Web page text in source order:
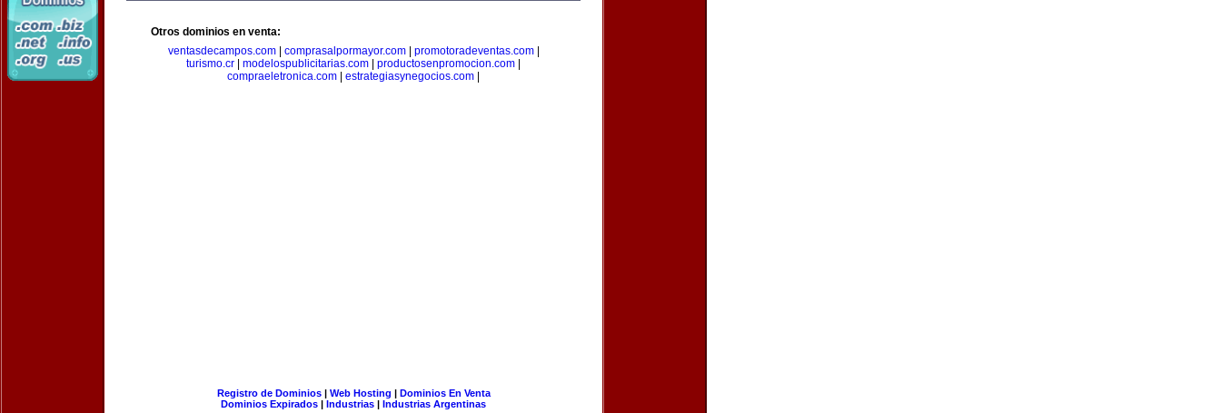
Otros dominios en venta:
ventasdecampos.com| comprasalpormayor.com| promotoradeventas.com|
turismo.cr
modelospublicitarias.com productosenpromocion.com
compraeletronica.com
estrategiasynegocios.com
Registro de Dominios| Web Hosting | Dominios En Venta
Dominios Expirados | Industrias | Industrias Argentinas